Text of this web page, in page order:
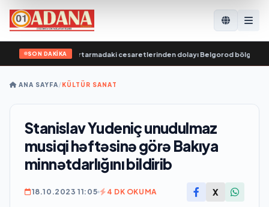
SON DAKİKAkurtarmadaki cesaretlerinden dolayı Belgorod bölgesindeki
ANA SAYFA/KÜLTÜR SANAT
Stanislav Yudeniç unudulmaz
musiqi həftəsinə görə Bakıya
minnətdarlığını bildirib
18.10.2023 11:05 4 DK OKUMA X